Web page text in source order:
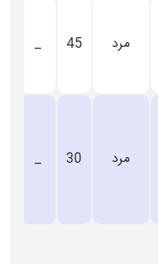
مرد 45
_
مرد 30
_